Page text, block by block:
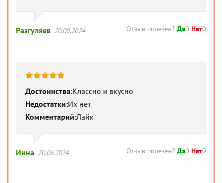
Разгуляев 20.09.2024 Отзыв полезен? Да0 Нет0
Достоинства:Классно и вкусно
Недостатки:Их нет
Комментарий:Лайк
Инна 20.06.2024 Отзыв полезен? Да0 Нет0